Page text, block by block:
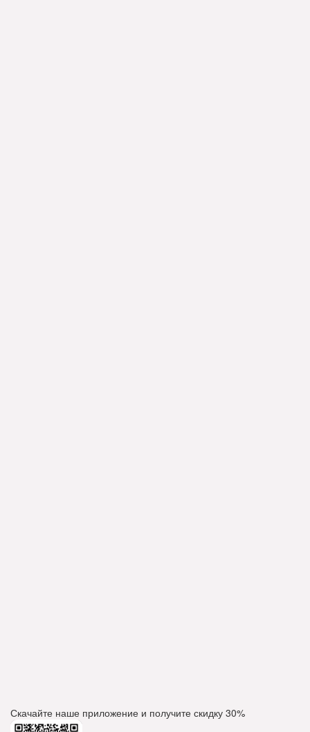
Скачайте наше приложение и получите скидку 30%